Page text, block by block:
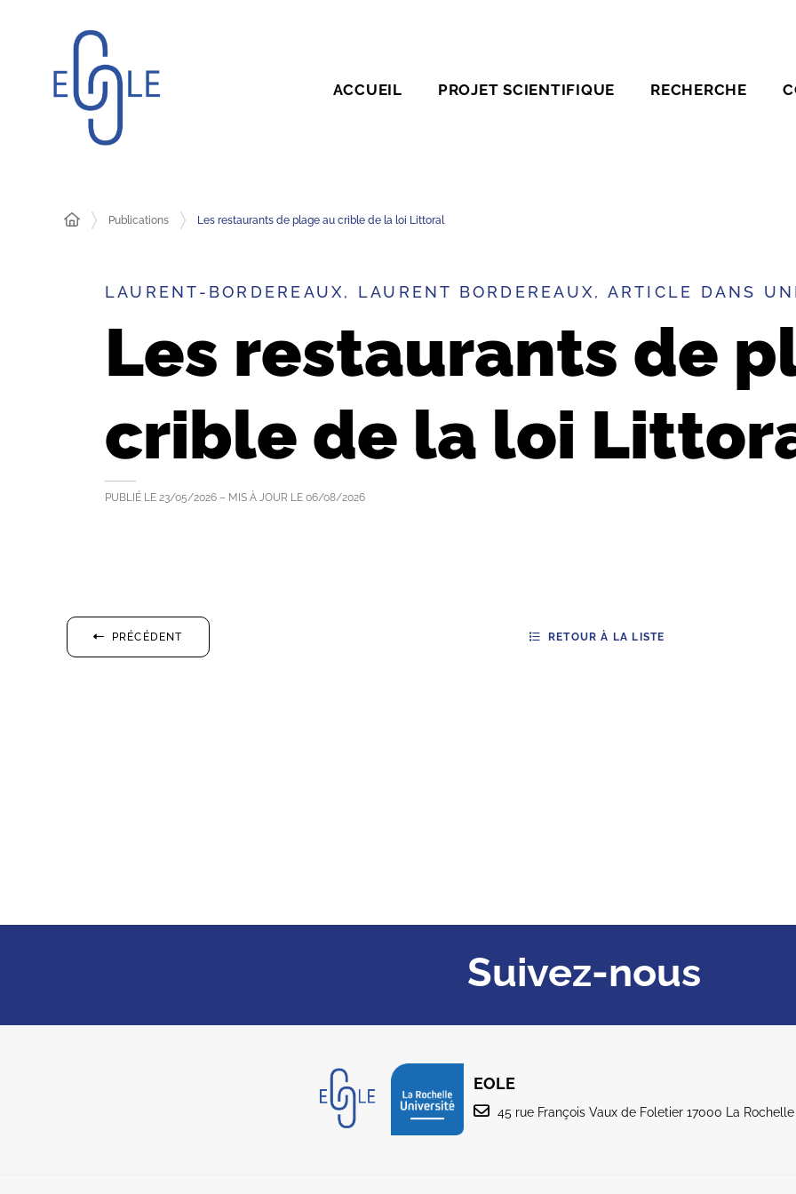
ACCUEIL PROJET SCIENTIFIQUE RECHERCHE
Publications Les restaurants de plage au crible de la loi Littoral
LAURENT-BORDEREAUX, LAURENT BORDEREAUX, ARTICLE DANS
Les restaurants de
crible de la loi
PUBLIÉ LE 23/05/2026 – MIS À JOUR LE 06/08/2026
PRÉCÉDENT RETOUR À LA LISTE
Suivez-nous
EOLE
45 rue François Vaux de Foletier 17000 La Rochelle